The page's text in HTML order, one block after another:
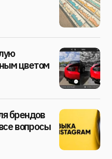
цветом
брендов
вопросы